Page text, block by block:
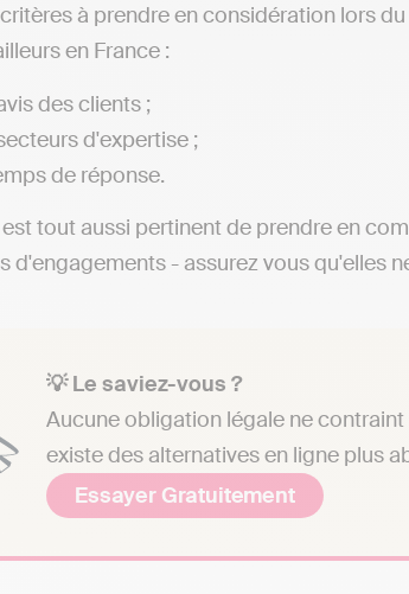
à prendre en considération lors
en France :
des clients ;
d'expertise ;
de réponse.
est tout aussi pertinent de prendre en
d'engagements - assurez vous qu'elles
💡 Le saviez-vous ?
Aucune obligation légale ne
existe des alternatives en ligne plus
Essayer Gratuitement